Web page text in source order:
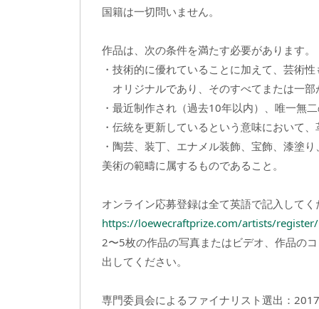
国籍は一切問いません。
作品は、次の条件を満たす必要があります。
・技術的に優れていることに加えて、芸術
オリジナルであり、そのすべてまたは一
・最近制作され（過去10年以内）、唯一無
・伝統を更新しているという意味において
・陶芸、装丁、エナメル装飾、宝飾、漆塗
美術の範疇に属するものであること。
オンライン応募登録は全て英語で記入してく
https://loewecraftprize.com/artists/
2〜5枚の作品の写真またはビデオ、作品の
出してください。
専門委員会によるファイナリスト選出：